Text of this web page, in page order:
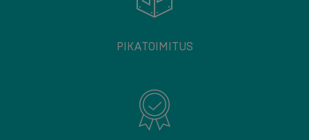
PIKATOIMITUS